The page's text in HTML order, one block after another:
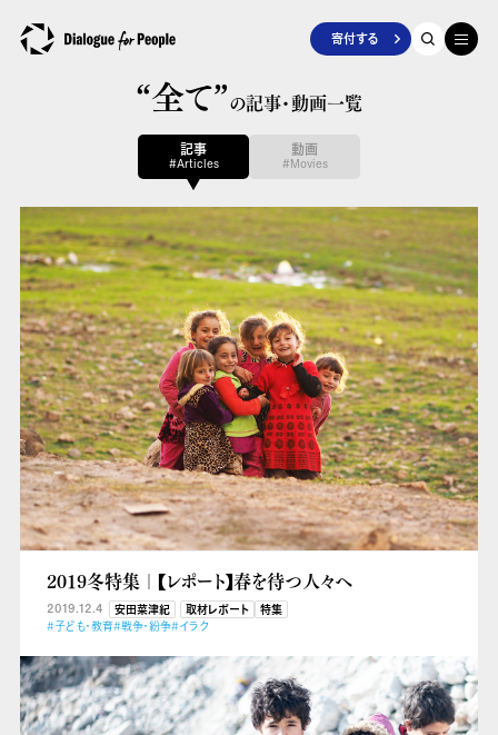
寄付する
“全て”の記事・動画一覧
記事
#Articles
動画
#Movies
2019冬特集｜【レポート】春を待つ人々へ
2019.12.4 安田菜津紀 取材レポート
特集
#子ども・教育#戦争・紛争#イラク